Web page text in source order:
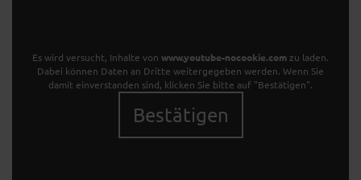
Es wird versucht, Inhalte von www.youtube-nocookie.com zu laden.
Dabei können Daten an Dritte weitergegeben werden. Wenn Sie
damit einverstanden sind, klicken Sie bitte auf "Bestätigen".
Bestätigen